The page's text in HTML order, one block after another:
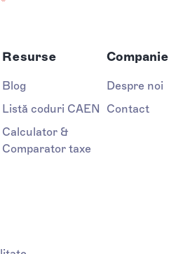
Resurse
Blog
Listă coduri CAEN
Calculator &
Comparator taxe
Companie
Despre noi
Contact